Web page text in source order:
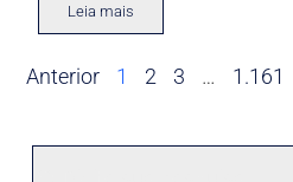
Leia mais
Anterior 1 2 3 … 1.161